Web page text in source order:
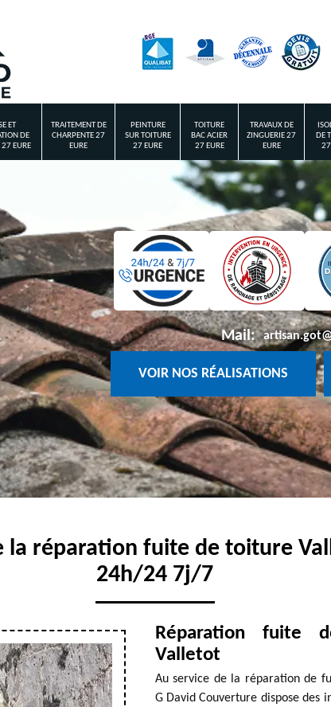
ET
DE
27 EURE
TRAITEMENT DE
CHARPENTE 27
EURE
PEINTURE
SUR TOITURE
27 EURE
TOITURE
BAC ACIER
27 EURE
TRAVAUX DE
ZINGUERIE 27
EURE
DE
27
Mail:
VOIR NOS RÉALISATIONS
la réparation fuite de toiture
24h/24 7j/7
Réparation fuite
Valletot
Au service de la réparation de
G David Couverture dispose des